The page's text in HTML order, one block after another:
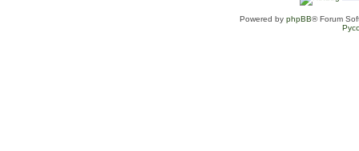
Powered by phpBB® Forum